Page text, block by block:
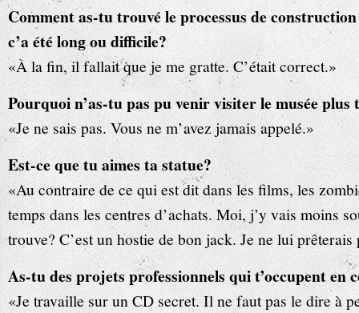
Comment as-tu trouvé le processus de
c’a été long ou difficile?
«À la fin, il fallait que je me gratte. C’était correct.»
Pourquoi n’as-tu pas pu venir visiter le musée plus
«Je ne sais pas. Vous ne m’avez jamais appelé.»
Est-ce que tu aimes ta statue?
«Au contraire de ce qui est dit dans les films, les
temps dans les centres d’achats. Moi, j’y vais moins
trouve? C’est un hostie de bon jack. Je ne lui prêterais
As-tu des projets professionnels qui t’occupent en
«Je travaille sur un CD secret. Il ne faut pas le dire à